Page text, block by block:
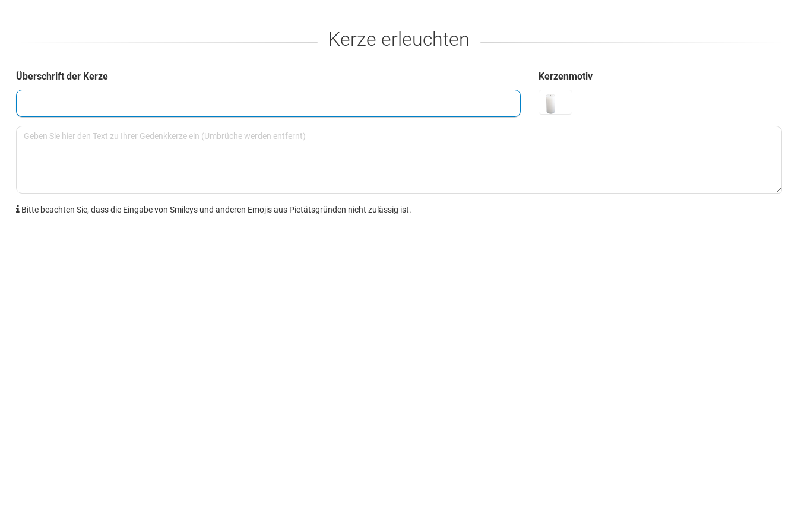
Kerze erleuchten
Überschrift der Kerze Kerzenmotiv
Bitte beachten Sie, dass die Eingabe von Smileys und anderen Emojis aus Pietätsgründen nicht zulässig ist.